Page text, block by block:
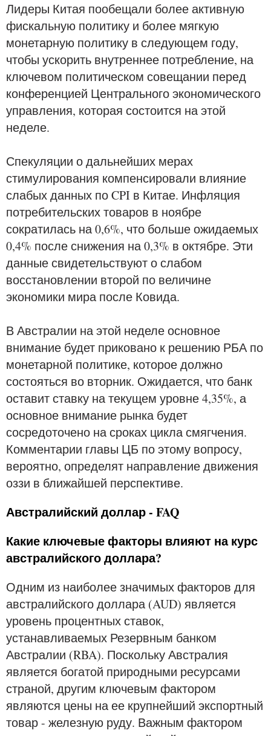
Лидеры Китая пообещали более активную
фискальную политику и более мягкую
монетарную политику в следующем году,
чтобы ускорить внутреннее потребление, на
ключевом политическом совещании перед
конференцией Центрального экономического
управления, которая состоится на этой
неделе.
Спекуляции о дальнейших мерах
стимулирования компенсировали влияние
слабых данных по CPI в Китае. Инфляция
потребительских товаров в ноябре
сократилась на 0,6%, что больше ожидаемых
0,4% после снижения на 0,3% в октябре. Эти
данные свидетельствуют о слабом
восстановлении второй по величине
экономики мира после Ковида.
В Австралии на этой неделе основное
внимание будет приковано к решению РБА по
монетарной политике, которое должно
состояться во вторник. Ожидается, что банк
оставит ставку на текущем уровне 4,35%, а
основное внимание рынка будет
сосредоточено на сроках цикла смягчения.
Комментарии главы ЦБ по этому вопросу,
вероятно, определят направление движения
оззи в ближайшей перспективе.
Австралийский доллар - FAQ
Какие ключевые факторы влияют на курс
австралийского доллара?
Одним из наиболее значимых факторов для
австралийского доллара (AUD) является
уровень процентных ставок,
устанавливаемых Резервным банком
Австралии (RBA). Поскольку Австралия
является богатой природными ресурсами
страной, другим ключевым фактором
являются цены на ее крупнейший экспортный
товар - железную руду. Важным фактором